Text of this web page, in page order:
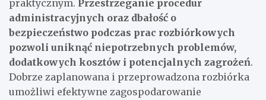
praktycznym. Przestrzeganie procedur
administracyjnych oraz dbałość o
bezpieczeństwo podczas prac rozbiórkowych
pozwoli uniknąć niepotrzebnych problemów,
dodatkowych kosztów i potencjalnych zagrożeń.
Dobrze zaplanowana i przeprowadzona rozbiórka
umożliwi efektywne zagospodarowanie